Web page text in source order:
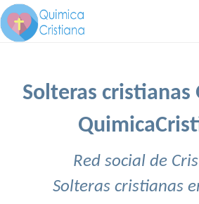
Solteras cristianas
Red social de
Solteras cristianas